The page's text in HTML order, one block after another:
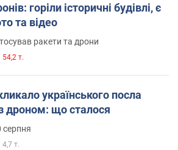
горіли історичні будівлі, є
та відео
ракети та дрони
54,2 т.
українського посла
дроном: що сталося
серпня
4,7 т.